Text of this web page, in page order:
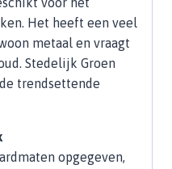
Het heeft een veel
metaal en vraagt
Stedelijk Groen
trendsettende
opgegeven,